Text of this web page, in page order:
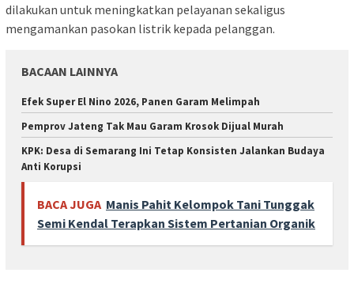
dilakukan untuk meningkatkan pelayanan sekaligus
mengamankan pasokan listrik kepada pelanggan.
BACAAN LAINNYA
Efek Super El Nino 2026, Panen Garam Melimpah
Pemprov Jateng Tak Mau Garam Krosok Dijual Murah
KPK: Desa di Semarang Ini Tetap Konsisten Jalankan Budaya
Anti Korupsi
BACA JUGA Manis Pahit Kelompok Tani Tunggak
Semi Kendal Terapkan Sistem Pertanian Organik